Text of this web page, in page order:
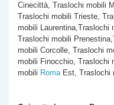
Cinecittà, Traslochi mobili
Traslochi mobili Trieste,
mobili Laurentina,Traslochi
Traslochi mobili
mobili Corcolle, Traslochi
mobili Finocchio, Traslochi
mobili RomaEst, Traslochi